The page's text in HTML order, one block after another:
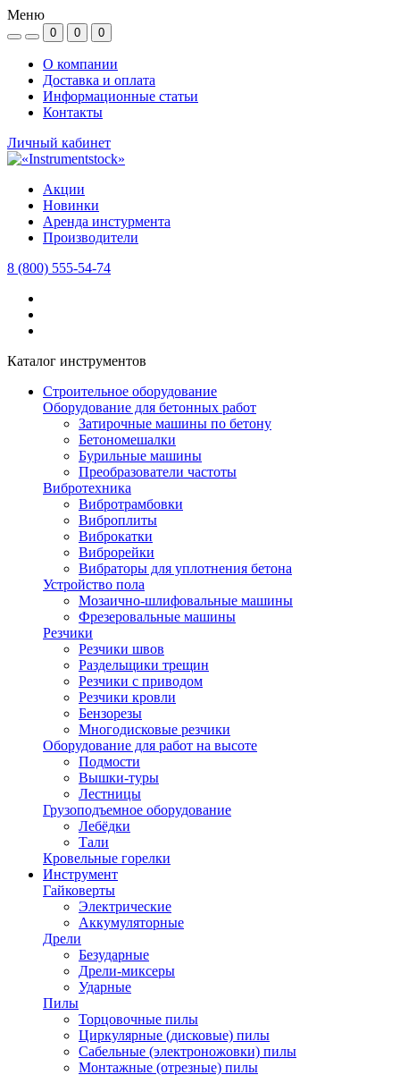
Меню
0 0 0
О компании
Доставка и оплата
Информационные статьи
Контакты
Личный кабинет
Акции
Новинки
Аренда инстурмента
Производители
8 (800) 555-54-74
Каталог инструментов
Строительное оборудование
Оборудование для бетонных работ
Затирочные машины по бетону
Бетономешалки
Бурильные машины
Преобразователи частоты
Вибротехника
Вибротрамбовки
Виброплиты
Виброкатки
Виброрейки
Вибраторы для уплотнения бетона
Устройство пола
Мозаично-шлифовальные машины
Фрезеровальные машины
Резчики
Резчики швов
Раздельщики трещин
Резчики с приводом
Резчики кровли
Бензорезы
Многодисковые резчики
Оборудование для работ на высоте
Подмости
Вышки-туры
Лестницы
Грузоподъемное оборудование
Лебёдки
Тали
Кровельные горелки
Инструмент
Гайковерты
Электрические
Аккумуляторные
Дрели
Безударные
Дрели-миксеры
Ударные
Пилы
Торцовочные пилы
Циркулярные (дисковые) пилы
Сабельные (электроножовки) пилы
Монтажные (отрезные) пилы